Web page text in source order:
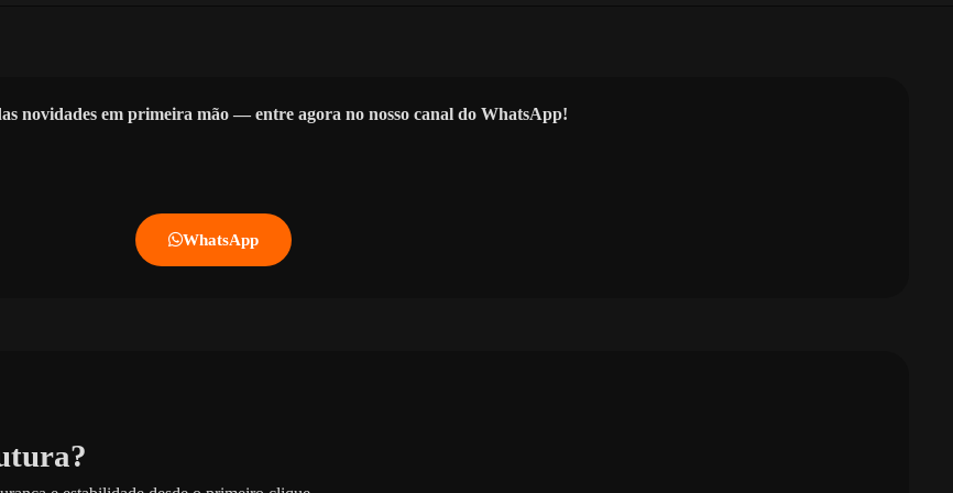
novidades em primeira mão — entre agora no nosso canal do WhatsApp!
WhatsApp